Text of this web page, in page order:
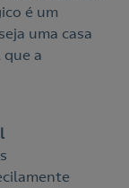
é um
uma casa
a